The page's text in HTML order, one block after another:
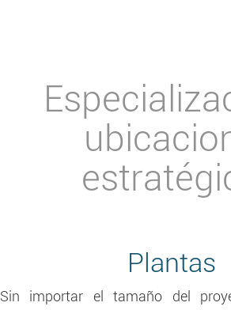
Plantas
Sin importar el tamaño del